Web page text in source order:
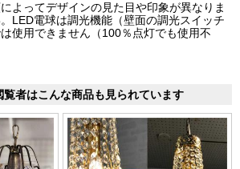
よってデザインの見た目や印象が異なりま
LED電球は調光機能（壁面の調光スイッチ
使用できません（100％点灯でも使用不
覧者はこんな商品も見られています